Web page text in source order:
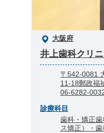
大阪府
井上歯科クリ
〒542-0081
11-18郵政福
06-6282-
診療科目
歯科・矯正
ス矯正）・歯